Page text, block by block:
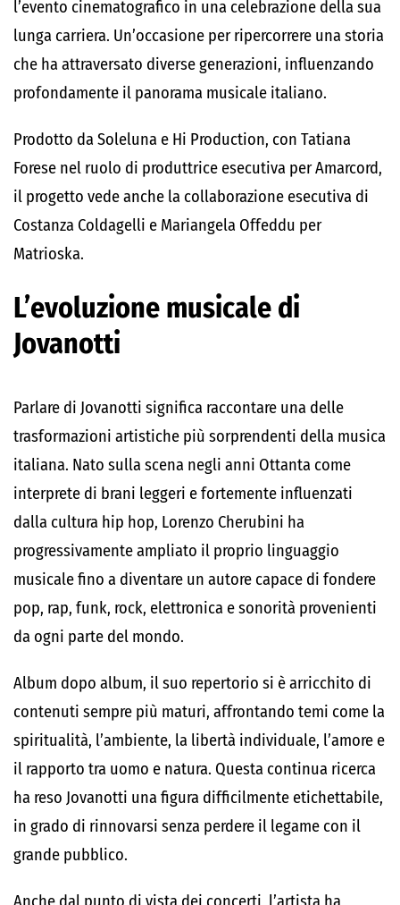
l’evento cinematografico in una celebrazione della sua
lunga carriera. Un’occasione per ripercorrere una storia
che ha attraversato diverse generazioni, influenzando
profondamente il panorama musicale italiano.
Prodotto da Soleluna e Hi Production, con Tatiana
Forese nel ruolo di produttrice esecutiva per Amarcord,
il progetto vede anche la collaborazione esecutiva di
Costanza Coldagelli e Mariangela Offeddu per
Matrioska.
L’evoluzione musicale di
Jovanotti
Parlare di Jovanotti significa raccontare una delle
trasformazioni artistiche più sorprendenti della musica
italiana. Nato sulla scena negli anni Ottanta come
interprete di brani leggeri e fortemente influenzati
dalla cultura hip hop, Lorenzo Cherubini ha
progressivamente ampliato il proprio linguaggio
musicale fino a diventare un autore capace di fondere
pop, rap, funk, rock, elettronica e sonorità provenienti
da ogni parte del mondo.
Album dopo album, il suo repertorio si è arricchito di
contenuti sempre più maturi, affrontando temi come la
spiritualità, l’ambiente, la libertà individuale, l’amore e
il rapporto tra uomo e natura. Questa continua ricerca
ha reso Jovanotti una figura difficilmente etichettabile,
in grado di rinnovarsi senza perdere il legame con il
grande pubblico.